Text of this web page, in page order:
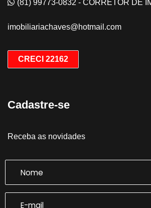
(81) 99773-0832 - CORRETOR DE
imobiliariachaves@hotmail.com
CRECI 22162
Cadastre-se
Receba as novidades